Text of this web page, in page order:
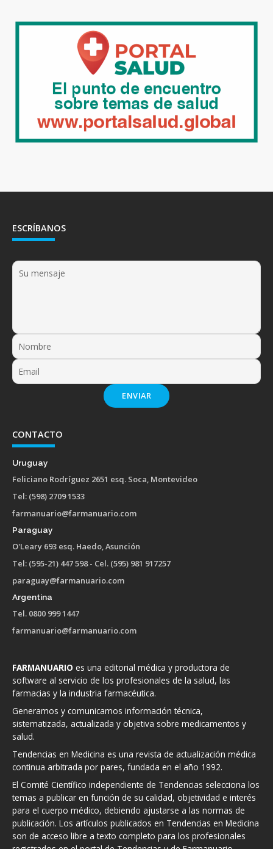
FARMANUARIO es una editorial médica y productora de
software al servicio de los profesionales de la salud, las
farmacias y la industria farmacéutica.
Generamos y comunicamos información técnica,
sistematizada, actualizada y objetiva sobre medicamentos y
salud.
Tendencias en Medicina es una revista de actualización médica
continua arbitrada por pares, fundada en el año 1992.
El Comité Científico independiente de Tendencias selecciona los
temas a publicar en función de su calidad, objetividad e interés
para el cuerpo médico, debiendo ajustarse a las normas de
publicación. Los artículos publicados en Tendencias en Medicina
son de acceso libre a texto completo para los profesionales
CONTACTO
Uruguay
Feliciano Rodríguez 2651 esq. Soca, Montevideo
Tel: (598) 2709 1533
farmanuario@farmanuario.com
Paraguay
O'Leary 693 esq. Haedo, Asunción
Tel: (595-21) 447 598 - Cel. (595) 981 917257
paraguay@farmanuario.com
Argentina
Tel. 0800 999 1447
farmanuario@farmanuario.com
ESCRÍBANOS
ENVIAR